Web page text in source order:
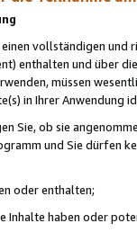
vollständigen
enthalten und über
müssen
in Ihrer Anwendung
Sie, ob sie
und Sie dürfen
oder enthalten;
Inhalte haben oder